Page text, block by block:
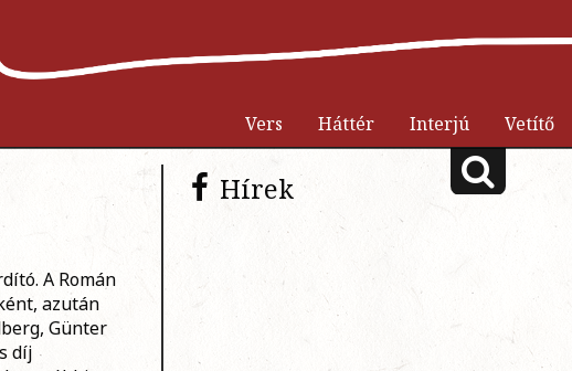
Vers Háttér Interjú Vetítő
A Román
azután
Günter
díj
Hírek